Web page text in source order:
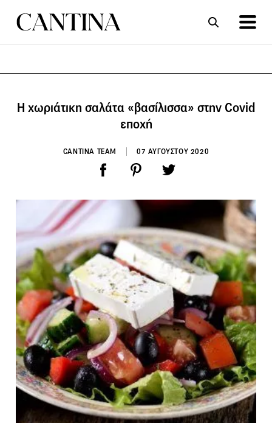
Η χωριάτικη σαλάτα «βασίλισσα» στην Covid
εποχή
CANTINA TEAM 07 ΑΥΓΟΥΣΤΟΥ 2020